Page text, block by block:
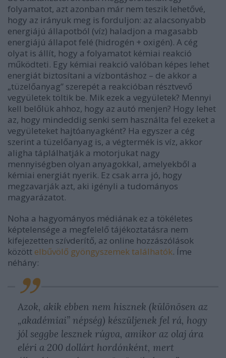
folyamatot, azt azonban már nem teszik lehetővé,
hogy az irányuk meg is forduljon: az alacsonyabb
energiájú állapotból (víz) haladjon a magasabb
energiájú állapot felé (hidrogén + oxigén). A cég
olyat is állít, hogy a folyamatot kémiai reakció
működteti. Egy kémiai reakció valóban képes lehet
energiát biztosítani a vízbontáshoz – de akkor a
„tüzelőanyag” szerepét a reakcióban résztvevő
vegyületek töltik be. Mik ezek a vegyületek? Mennyi
kell belőlük ahhoz, hogy az autó menjen? Hogy lehet
az, hogy mindeddig senki sem használta fel ezeket a
vegyületeket hajtóanyagként? Ha egyszer a cég
szerint a tüzelőanyag is, a végtermék is víz, akkor
aligha táplálhatják a motorjukat nagy
mennyiségben olyan anyagokkal, amelyekből a
kémiai energiát nyerik. Ez csak arra jó, hogy
megzavarják azt, aki igényli a tudományos
magyarázatot.
Noha a hagyományos médiának ez a tökéletes
képtelensége a megfelelő tájékoztatásra nem
kifejezetten szívderítő, az online hozzászólások
között elbűvölő gyöngyszemek találhatók. Íme
néhány:
Azok, akik ebben nem hisznek (különösen az
„akadémiai” népség) készüljenek fel rá, hogy
jól seggbe lesznek rúgva, amikor az olaj ára
eléri a 200 dollárt hordónként, mert